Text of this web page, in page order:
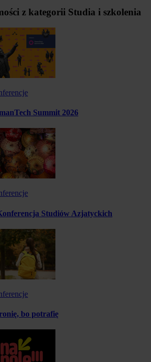
z kategorii Studia i szkolenia
Summit 2026
Studiów Azjatyckich
bo potrafię